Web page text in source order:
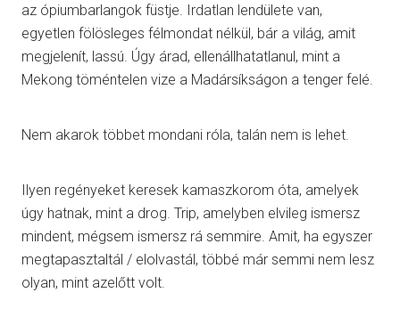
az ópiumbarlangok füstje. Irdatlan lendülete van,
egyetlen fölösleges félmondat nélkül, bár a világ, amit
megjelenít, lassú. Úgy árad, ellenállhatatlanul, mint a
Mekong töméntelen vize a Madársíkságon a tenger felé.
Nem akarok többet mondani róla, talán nem is lehet.
Ilyen regényeket keresek kamaszkorom óta, amelyek
úgy hatnak, mint a drog. Trip, amelyben elvileg ismersz
mindent, mégsem ismersz rá semmire. Amit, ha egyszer
megtapasztaltál / elolvastál, többé már semmi nem lesz
olyan, mint azelőtt volt.